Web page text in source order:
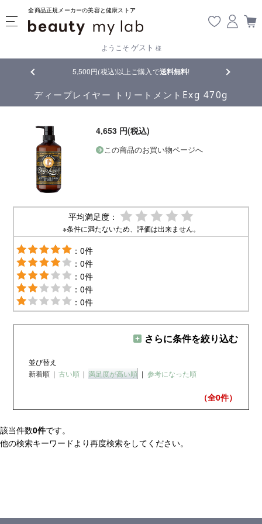
全商品正規メーカーの美容と健康ストア
ようこそ ゲスト 様
5,500円(税込)以上ご購入で送料無料! 【重要】
ディープレイヤー トリートメントExg 470g
4,653 円(税込)
この商品のお買い物ページへ
平均満足度：
※条件に満たないため、評価は出来ません。
：0件
：0件
：0件
：0件
：0件
さらに条件を絞り込む
並び替え
新着順 | 古い順 | 満足度が高い順 | 参考になった順
（全0件）
該当件数0件です。
他の検索キーワードより再度検索をしてください。